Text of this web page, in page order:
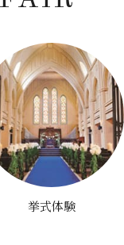
挙式体験